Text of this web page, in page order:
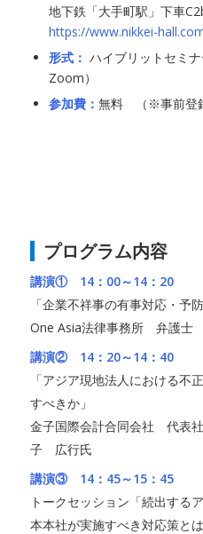
地下鉄「大手町駅」下車
https://www.nikkei-
形式： ハイブリットセミ
Zoom）
参加費： 無料 （※事前登
プログラム内容
講演① 14：00～14：20
「企業不祥事の有事対応・予
One Asia法律事務所 弁護
講演② 14：20～14：40
「アジア現地法人における不
すべきか」
金子国際会計合同会社 代表
子 広行氏
講演③ 14：45～15：45
トークセッション「続出する
本本社が実施すべき対応策とは